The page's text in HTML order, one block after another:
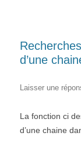
d’une
Laisser une
La fonction ci
d’une chaine